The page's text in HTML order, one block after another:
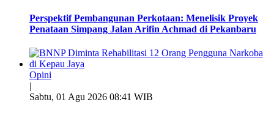
Perspektif Pembangunan Perkotaan: Menelisik Proyek
Penataan Simpang Jalan Arifin Achmad di Pekanbaru
Opini
|
Sabtu, 01 Agu 2026 08:41 WIB